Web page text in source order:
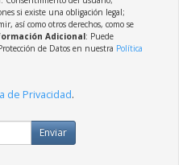
si existe una obligación legal;
así como otros derechos, como se
Adicional: Puede
de Datos en nuestra Política
de Privacidad.
Enviar